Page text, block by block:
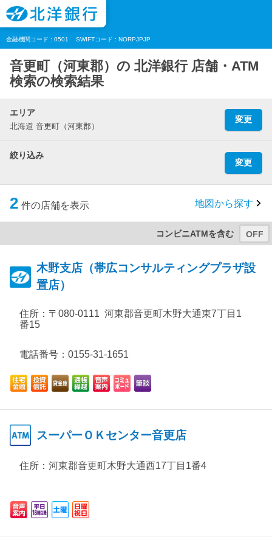
金融機関コード : 0501 SWIFTコード : NORPJPJP
音更町（河東郡）の 北洋銀行 店舗・ATM
検索の検索結果
エリア
北海道 音更町（河東郡）
変更
絞り込み
変更
2 件の店舗を表示 地図から探す
コンビニATMを含む
木野支店（帯広コンサルティングプラザ設
置店）
住所： 〒080-0111 河東郡音更町木野大通東7丁目1
番15
電話番号：0155-31-1651
スーパーＯＫセンター音更店
住所： 河東郡音更町木野大通西17丁目1番4